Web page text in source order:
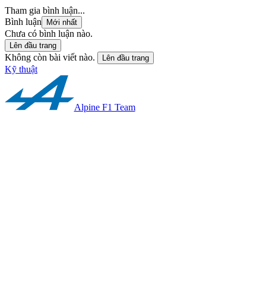
Tham gia bình luận...
Bình luận
Mới nhất
Chưa có bình luận nào.
Lên đầu trang
Không còn bài viết nào. Lên đầu trang
Kỹ thuật
Alpine F1 Team